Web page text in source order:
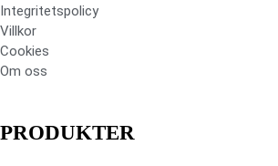
Integritetspolicy
Villkor
Cookies
Om oss
PRODUKTER